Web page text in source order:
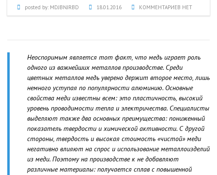
posted by: MDJBNJRBD 18.01.2016 КОММЕНТАРИЕВ НЕТ
Неоспоримым является тот факт, что медь играет роль
одного из важнейших металлов производстве. Среди
цветных металлов медь уверено держит второе место, лишь
немного уступая по популярности алюминию. Основные
свойства меди известны всем: это пластичность, высокий
уровень проводимости тепла и электричества. Специалисты
выделяют также два основных преимущества: пониженный
показатель твердости и химической активности. С другой
стороны, твердость и высокая стоимость «чистой» меди
негативно влияют на спрос и использование металлоизделий
из меди. Поэтому на производстве к не добавляют
различные материалы: получается сплав с повышенной